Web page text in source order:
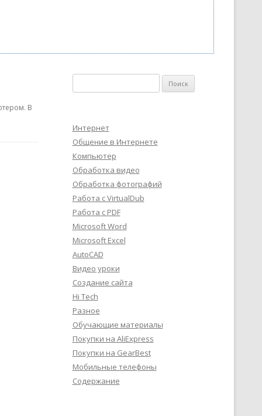
В
Интернет
Общение в Интернете
Компьютер
Обработка видео
Обработка фотографий
Работа с VirtualDub
Работа с PDF
Microsoft Word
Microsoft Excel
AutoCAD
Видео уроки
Создание сайта
Hi Tech
Разное
Обучающие материалы
Покупки на AliExpress
Покупки на GearBest
Мобильные телефоны
Содержание